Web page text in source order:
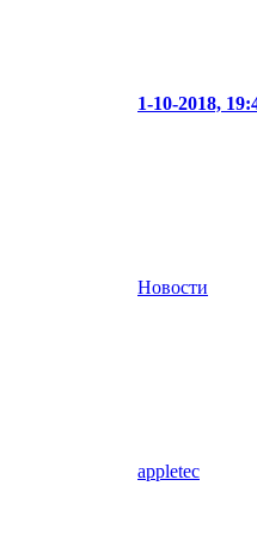
1-10-2018,
Новости
appletec